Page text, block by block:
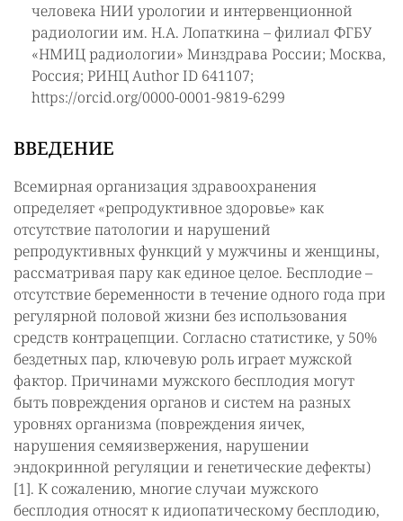
человека НИИ урологии и интервенционной
радиологии им. Н.А. Лопаткина – филиал ФГБУ
«НМИЦ радиологии» Минздрава России; Москва,
Россия; РИНЦ Author ID 641107;
https://orcid.org/0000-0001-9819-6299
ВВЕДЕНИЕ
Всемирная организация здравоохранения
определяет «репродуктивное здоровье» как
отсутствие патологии и нарушений
репродуктивных функций у мужчины и женщины,
рассматривая пару как единое целое. Бесплодие –
отсутствие беременности в течение одного года при
регулярной половой жизни без использования
средств контрацепции. Согласно статистике, у 50%
бездетных пар, ключевую роль играет мужской
фактор. Причинами мужского бесплодия могут
быть повреждения органов и систем на разных
уровнях организма (повреждения яичек,
нарушения семяизвержения, нарушении
эндокринной регуляции и генетические дефекты)
[1]. К сожалению, многие случаи мужского
бесплодия относят к идиопатическому бесплодию,